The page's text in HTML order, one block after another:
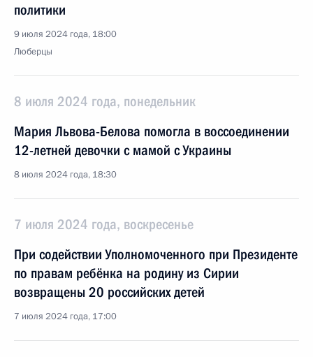
политики
9 июля 2024 года, 18:00
Люберцы
8 июля 2024 года, понедельник
Мария Львова-Белова помогла в воссоединении
12-летней девочки с мамой с Украины
8 июля 2024 года, 18:30
7 июля 2024 года, воскресенье
При содействии Уполномоченного при Президенте
по правам ребёнка на родину из Сирии
возвращены 20 российских детей
7 июля 2024 года, 17:00